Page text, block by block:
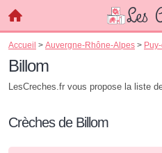
Accueil > Auvergne-Rhône-Alpes >
Billom
LesCreches.fr vous propose la liste
Crèches de Billom